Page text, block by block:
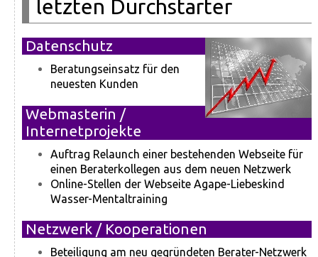
letzten Durchstarter
Datenschutz
Beratungseinsatz für den
neuesten Kunden
Webmasterin /
Internetprojekte
Auftrag Relaunch einer bestehenden Webseite für
einen Beraterkollegen aus dem neuen Netzwerk
Online-Stellen der Webseite Agape-Liebeskind
Wasser-Mentaltraining
Netzwerk / Kooperationen
Beteiligung am neu gegründeten Berater-Netzwerk